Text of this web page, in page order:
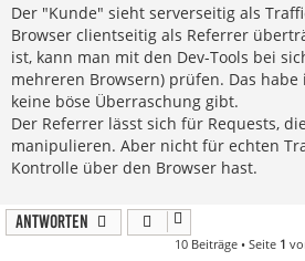
Der "Kunde" sieht serverseitig als
Browser clientseitig als Referrer
ist, kann man mit den Dev-Tools bei
mehreren Browsern) prüfen. Das
keine böse Überraschung gibt.
Der Referrer lässt sich für Requests,
manipulieren. Aber nicht für echten
Kontrolle über den Browser hast.
Antworten
10 Beiträge • Seite 1